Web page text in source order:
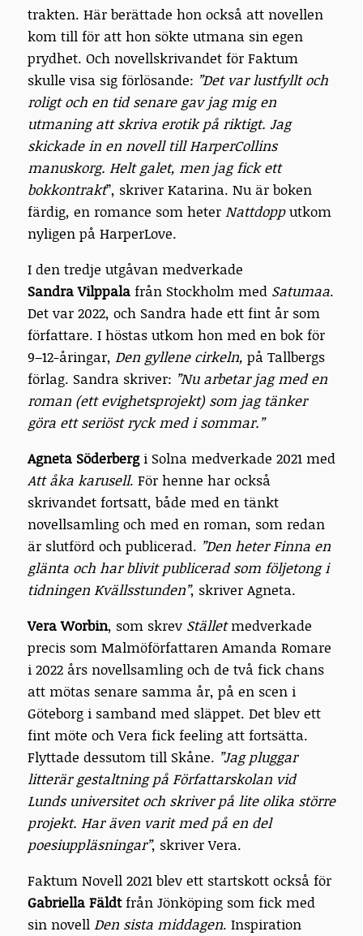
trakten. Här berättade hon också att novellen
kom till för att hon sökte utmana sin egen
prydhet. Och novellskrivandet för Faktum
skulle visa sig förlösande: ”Det var lustfyllt och
roligt och en tid senare gav jag mig en
utmaning att skriva erotik på riktigt. Jag
skickade in en novell till HarperCollins
manuskorg. Helt galet, men jag fick ett
bokkontrakt”, skriver Katarina. Nu är boken
färdig, en romance som heter Nattdopputkom
nyligen på HarperLove.
I den tredje utgåvan medverkade
Sandra Vilppala från Stockholm med Satumaa.
Det var 2022, och Sandra hade ett fint år som
författare. I höstas utkom hon med en bok för
9–12-åringar, Den gyllene cirkeln, på Tallbergs
förlag. Sandra skriver: ”Nu arbetar jag med en
roman (ett evighetsprojekt) som jag tänker
göra ett seriöst ryck med i sommar.”
Agneta Söderbergi Solna medverkade 2021 med
Att åka karusell. För henne har också
skrivandet fortsatt, både med en tänkt
novellsamling och med en roman, som redan
är slutförd och publicerad. ”Den heter Finna en
glänta och har blivit publicerad som följetong i
tidningen Kvällsstunden”, skriver Agneta.
Vera Worbin, som skrev Ställetmedverkade
precis som Malmöförfattaren Amanda Romare
i 2022 års novellsamling och de två fick chans
att mötas senare samma år, på en scen i
Göteborg i samband med släppet. Det blev ett
fint möte och Vera fick feeling att fortsätta.
Flyttade dessutom till Skåne. ”Jag pluggar
litterär gestaltning på Författarskolan vid
Lunds universitet och skriver på lite olika större
projekt. Har även varit med på en del
poesiuppläsningar”, skriver Vera.
Faktum Novell 2021 blev ett startskott också för
Gabriella Fäldtfrån Jönköping som fick med
sin novell Den sista middagen. Inspiration